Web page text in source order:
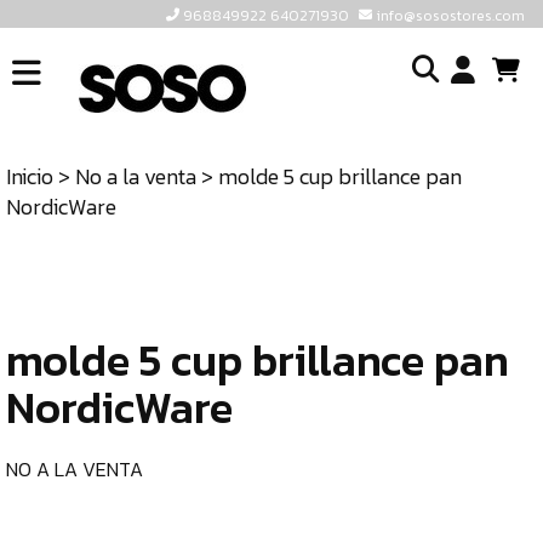
968849922 640271930 info@sosostores.com
INICIO
TIENDA
CONTACTO
968849922
640271930
Inicio> No a la venta> molde 5 cup brillance pan
NordicWare
molde 5 cup brillance pan
NordicWare
NO A LA VENTA